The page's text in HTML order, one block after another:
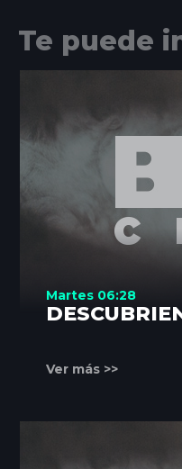
Te puede
Martes 06:28
Ver más >>